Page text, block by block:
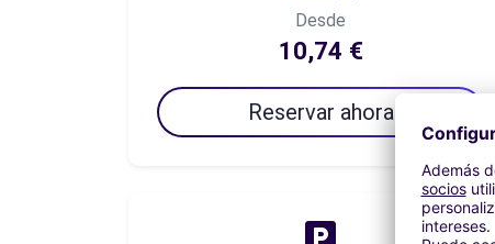
Desde
10,74 €
Reservar ahora